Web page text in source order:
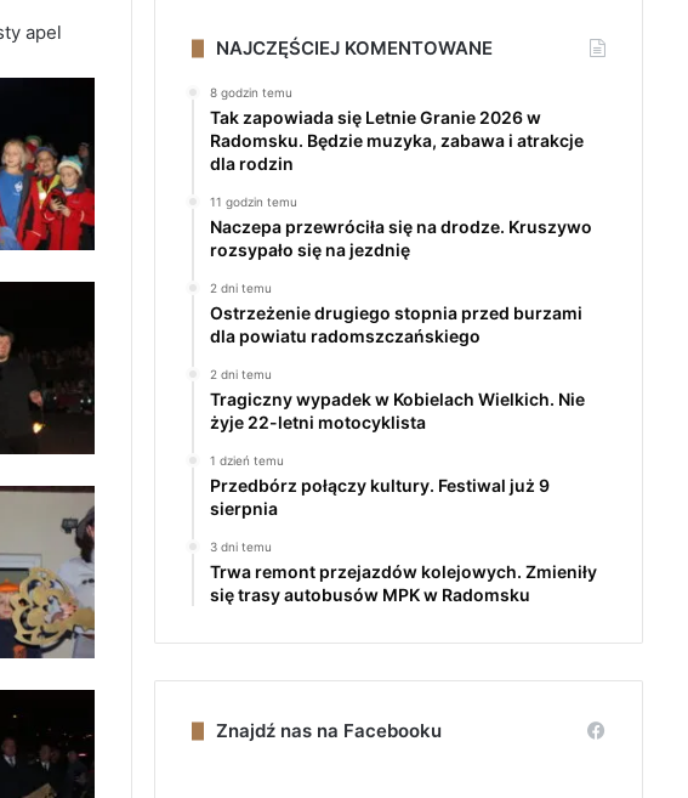
apel
NAJCZĘŚCIEJ KOMENTOWANE
8 godzin temu
Tak zapowiada się Letnie Granie 2026 w
Radomsku. Będzie muzyka, zabawa i atrakcje
dla rodzin
11 godzin temu
Naczepa przewróciła się na drodze. Kruszywo
rozsypało się na jezdnię
2 dni temu
Ostrzeżenie drugiego stopnia przed burzami
dla powiatu radomszczańskiego
2 dni temu
Tragiczny wypadek w Kobielach Wielkich. Nie
żyje 22-letni motocyklista
1 dzień temu
Przedbórz połączy kultury. Festiwal już 9
sierpnia
3 dni temu
Trwa remont przejazdów kolejowych. Zmieniły
się trasy autobusów MPK w Radomsku
Znajdź nas na Facebooku